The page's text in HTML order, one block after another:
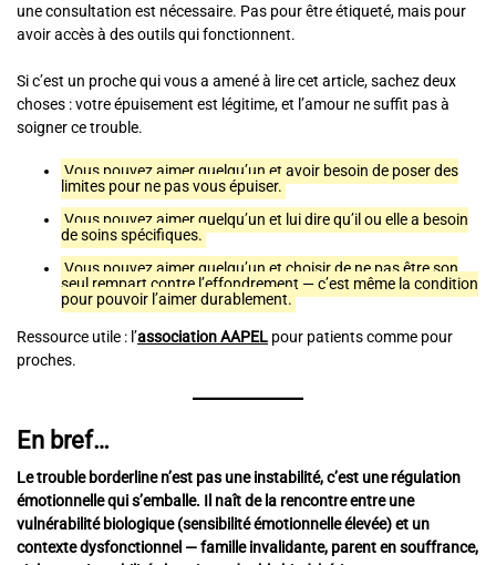
une consultation est nécessaire. Pas pour être étiqueté, mais pour
avoir accès à des outils qui fonctionnent.
Si c’est un proche qui vous a amené à lire cet article, sachez deux
choses : votre épuisement est légitime, et l’amour ne suffit pas à
soigner ce trouble.
Vous pouvez aimer quelqu’un et avoir besoin de poser des
limites pour ne pas vous épuiser.
Vous pouvez aimer quelqu’un et lui dire qu’il ou elle a besoin
de soins spécifiques.
Vous pouvez aimer quelqu’un et choisir de ne pas être son
seul rempart contre l’effondrement — c’est même la condition
pour pouvoir l’aimer durablement.
Ressource utile : l’association AAPEL pour patients comme pour
proches.
En bref…
Le trouble borderline n’est pas une instabilité, c’est une régulation
émotionnelle qui s’emballe. Il naît de la rencontre entre une
vulnérabilité biologique (sensibilité émotionnelle élevée) et un
contexte dysfonctionnel — famille invalidante, parent en souffrance,